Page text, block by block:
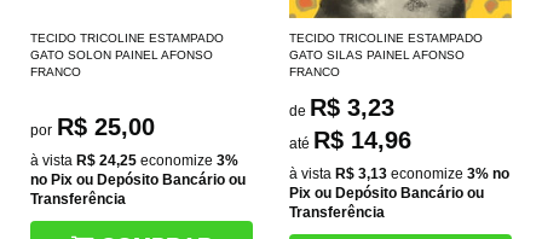
TECIDO TRICOLINE ESTAMPADO
GATO SOLON PAINEL AFONSO
FRANCO
por R$ 25,00
à vista R$ 24,25 economize 3%
no Pix ou Depósito Bancário ou
Transferência
TECIDO TRICOLINE ESTAMPADO
GATO SILAS PAINEL AFONSO
FRANCO
de R$ 3,23
até R$ 14,96
à vista R$ 3,13 economize 3% no
Pix ou Depósito Bancário ou
Transferência